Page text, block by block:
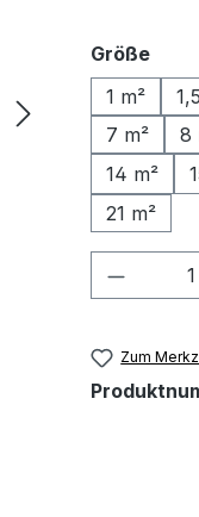
Größe
1 m²
7 m²
8
14 m²
21 m²
Zum